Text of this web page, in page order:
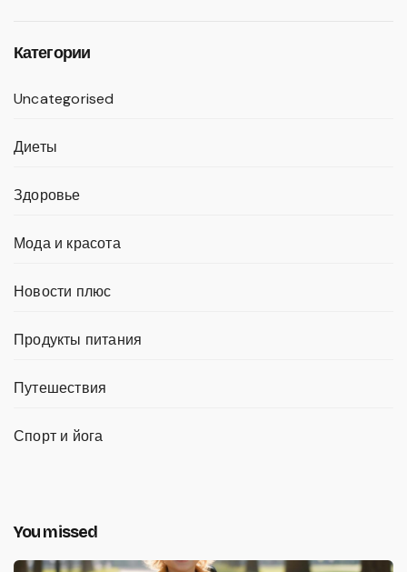
Категории
Uncategorised
Диеты
Здоровье
Мода и красота
Новости плюс
Продукты питания
Путешествия
Спорт и йога
You missed